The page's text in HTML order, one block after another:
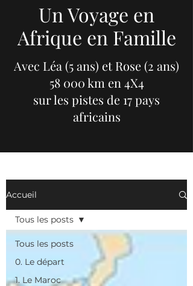
Un Voyage en
Afrique en Famille
Avec Léa (5 ans) et Rose (2 ans)
58 000 km en 4X4
sur les pistes de 17 pays
africains
Accueil
Tous les posts
0. Le départ
1. Le Maroc
Tous les posts